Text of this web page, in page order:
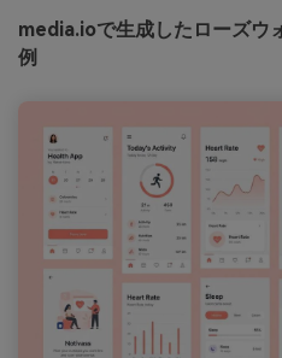
media.ioで生成したローズウ
例